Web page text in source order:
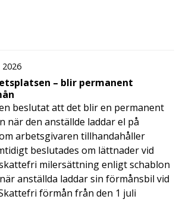
– blir permanent
beslutat att det blir en permanent
när den anställde laddar el på
arbetsgivaren tillhandahåller
beslutades om lättnader vid
milersättning enligt schablon
anställda laddar sin förmånsbil vid
förmån från den 1 juli